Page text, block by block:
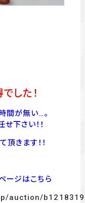
した！
間が無い…。
下さい！！
きます！！
ージはこちら
auction/